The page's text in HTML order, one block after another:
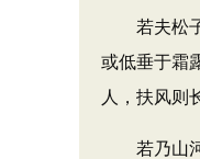
若夫松子
或低垂于霜
人，扶风则
若乃山河